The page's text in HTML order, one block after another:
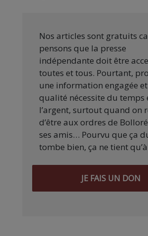
Nos articles sont gratuits
pensons que la presse
indépendante doit être
toutes et tous. Pourtant,
une information engagée
qualité nécessite du temps
l’argent, surtout quand on
d’être aux ordres de
ses amis… Pourvu que ça
tombe bien, ça ne tient
JE FAIS UN DON